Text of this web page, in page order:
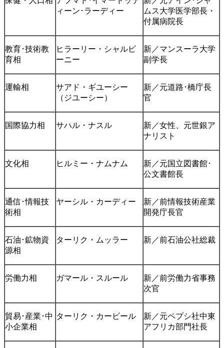
ィーン･ラーディー
ムス大学医学部長・
付属病院長
教育･技術教
育相
ヒラーリー・シャルビ
ーニー
新／マンスーラ大学
副学長
運輸相
サアド・ギユーシー
（ジユーシー）
新／元道路･橋庁長
官
国際協力相 サハル・ナスル
新／女性、元世銀ア
ナリスト
文化相 ヒルミー・ナムナム
新／元国立図書館･
公文書館長
通信･情報技
術相
ヤーシル・カーディー
新／前情報技術産業
開発庁長官
石油･鉱物資
源相
ターリク・ムッラー 新／前石油公社総裁
労働力相 ガマール・スルール
新／前労働力省事務
次官
貿易･産業･中
小企業相
ターリク・カービール
新／元ペプシ社中東
アフリカ部門社長